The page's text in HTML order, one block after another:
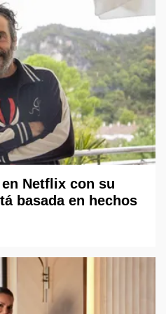
Netflix con su
basada en hechos